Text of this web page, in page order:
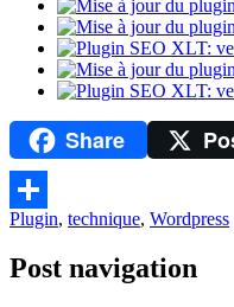
Share
Partager
Plugin, technique, Wordpress
Post navigation